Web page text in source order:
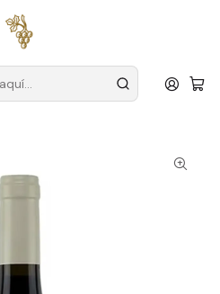
superiores a
Familia Rosa Santos
Red Wine Alentejo